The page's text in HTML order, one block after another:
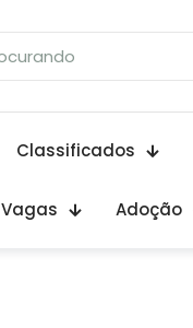
Classificados
Vagas Adoção